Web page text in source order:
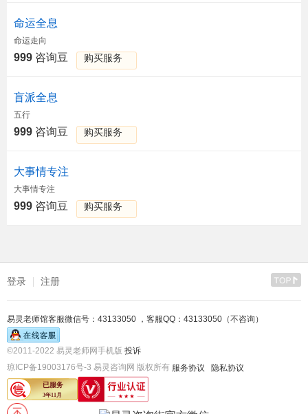
命运全息
命运走向
999 咨询豆 购买服务
盲派全息
五行
999 咨询豆 购买服务
大事情专注
大事情专注
999 咨询豆 购买服务
登录 注册
易灵老师馆客服微信号：43133050 ，客服QQ：43133050（不咨询）
©2011-2022 易灵老师网手机版 投诉
琼ICP备19003176号-3 易灵咨询网 版权所有 服务协议 隐私协议